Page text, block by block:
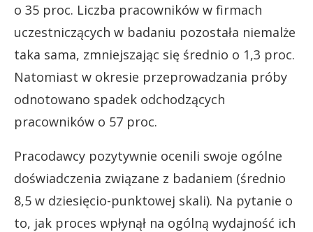
o 35 proc. Liczba pracowników w firmach
uczestniczących w badaniu pozostała niemalże
taka sama, zmniejszając się średnio o 1,3 proc.
Natomiast w okresie przeprowadzania próby
odnotowano spadek odchodzących
pracowników o 57 proc.
Pracodawcy pozytywnie ocenili swoje ogólne
doświadczenia związane z badaniem (średnio
8,5 w dziesięcio-punktowej skali). Na pytanie o
to, jak proces wpłynął na ogólną wydajność ich